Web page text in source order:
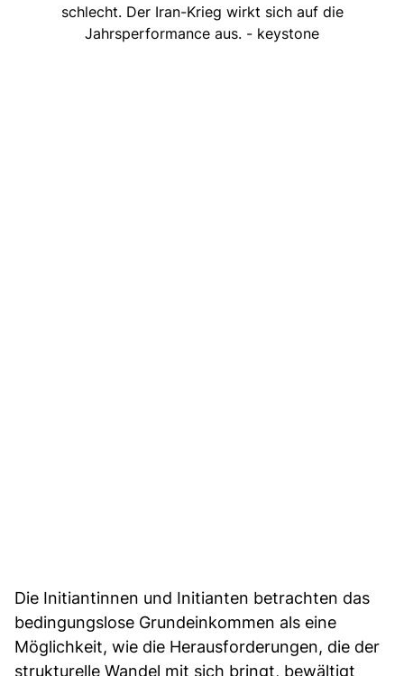
schlecht. Der Iran-Krieg wirkt sich auf die
Jahrsperformance aus. - keystone
Die Initiantinnen und Initianten betrachten das
bedingungslose Grundeinkommen als eine
Möglichkeit, wie die Herausforderungen, die der
strukturelle Wandel mit sich bringt, bewältigt